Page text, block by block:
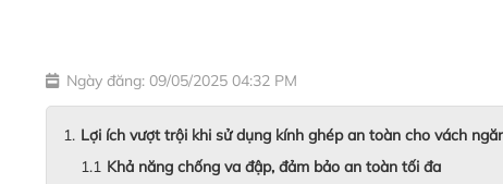
Ngày đăng: 09/05/2025 04:32 PM
Lợi ích vượt trội khi sử dụng kính ghép an toàn cho vách
Khả năng chống va đập, đảm bảo an toàn tối đa